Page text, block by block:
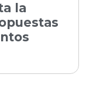
la